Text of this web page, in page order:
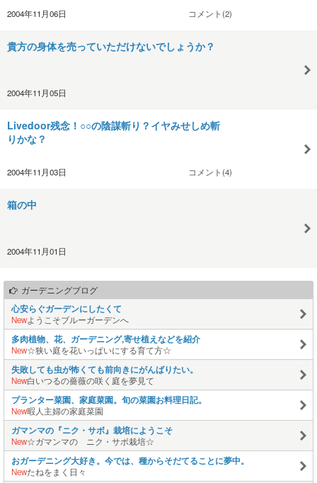
2004年11月06日 コメント(2)
貴方の身体を売っていただけないでしょうか？
2004年11月05日
Livedoor残念！○○の陰謀斬り？イヤみせしめ斬
りかな？
2004年11月03日 コメント(4)
箱の中
2004年11月01日
ガーデニングブログ
心安らぐガーデンにしたくて
Newようこそブルーガーデンへ
多肉植物、花、ガーデニング,寄せ植えなどを紹介
New☆狭い庭を花いっぱいにする育て方☆
失敗しても虫が怖くても前向きにがんばりたい。
New白いつるの薔薇の咲く庭を夢見て
プランター菜園、家庭菜園。旬の菜園お料理日記。
New暇人主婦の家庭菜園
ガマンマの『ニク・サボ』栽培にようこそ
New☆ガマンマの ニク・サボ栽培☆
おガーデニング大好き。今では、種からそだてることに夢中。
Newたねをまく日々